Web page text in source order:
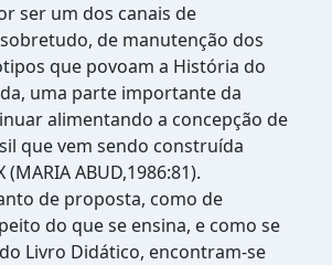
ser um dos canais de
de manutenção dos
que povoam a História do
uma parte importante da
alimentando a concepção de
que vem sendo construída
(MARIA ABUD,1986:81).
de proposta, como de
do que se ensina, e como se
Livro Didático, encontram-se